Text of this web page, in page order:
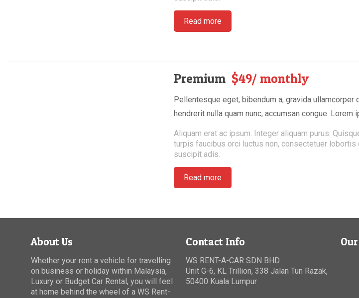
Read more
Premium $49/ monthly
Pellentesque eget, bibendum a, gravida
hendrerit nulla quam nunc, accumsan congue.
Aliquam erat ac ipsum. Integer aliquam purus.
turpis faucibus orci luctus non, consectetuer lobortis
suscipit adis.
Read more
About Us
Whether your rent a vehicle for travelling
on business or holiday within Malaysia,
Luxury or Budget Car Rental, you will feel
at home behind the wheel of a WS Rent-
Contact Info
WS RENT-A-CAR SDN BHD
Unit G-6, KL Trillion,338 Jalan Tun Razak,
50400 Kuala Lumpur